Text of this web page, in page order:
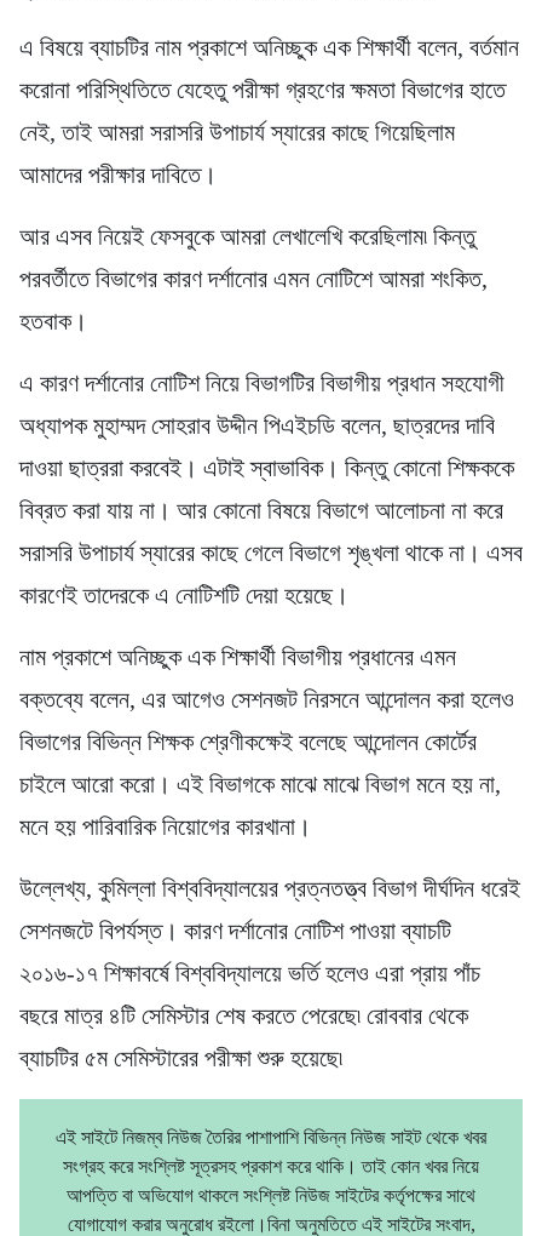
এ বিষয়ে ব্যাচটির নাম প্রকাশে অনিচ্ছুক এক শিক্ষার্থী বলেন, বর্তমান
করোনা পরিস্থিতিতে যেহেতু পরীক্ষা গ্রহণের ক্ষমতা বিভাগের হাতে
নেই, তাই আমরা সরাসরি উপাচার্য স্যারের কাছে গিয়েছিলাম
আমাদের পরীক্ষার দাবিতে।
আর এসব নিয়েই ফেসবুকে আমরা লেখালেখি করেছিলাম৷ কিন্তু
পরবর্তীতে বিভাগের কারণ দর্শানোর এমন নোটিশে আমরা শংকিত,
হতবাক।
এ কারণ দর্শানোর নোটিশ নিয়ে বিভাগটির বিভাগীয় প্রধান সহযোগী
অধ্যাপক মুহাম্মদ সোহরাব উদ্দীন পিএইচডি বলেন, ছাত্রদের দাবি
দাওয়া ছাত্ররা করবেই। এটাই স্বাভাবিক। কিন্তু কোনো শিক্ষককে
বিব্রত করা যায় না। আর কোনো বিষয়ে বিভাগে আলোচনা না করে
সরাসরি উপাচার্য স্যারের কাছে গেলে বিভাগে শৃঙ্খলা থাকে না। এসব
কারণেই তাদেরকে এ নোটিশটি দেয়া হয়েছে।
নাম প্রকাশে অনিচ্ছুক এক শিক্ষার্থী বিভাগীয় প্রধানের এমন
বক্তব্যে বলেন, এর আগেও সেশনজট নিরসনে আন্দোলন করা হলেও
বিভাগের বিভিন্ন শিক্ষক শ্রেণীকক্ষেই বলেছে আন্দোলন কোর্টের
চাইলে আরো করো। এই বিভাগকে মাঝে মাঝে বিভাগ মনে হয় না,
মনে হয় পারিবারিক নিয়োগের কারখানা।
উল্লেখ্য, কুমিল্লা বিশ্ববিদ্যালয়ের প্রত্নতত্ত্ব বিভাগ দীর্ঘদিন ধরেই
সেশনজটে বিপর্যস্ত। কারণ দর্শানোর নোটিশ পাওয়া ব্যাচটি
২০১৬-১৭ শিক্ষাবর্ষে বিশ্ববিদ্যালয়ে ভর্তি হলেও এরা প্রায় পাঁচ
বছরে মাত্র ৪টি সেমিস্টার শেষ করতে পেরেছে৷ রোববার থেকে
ব্যাচটির ৫ম সেমিস্টারের পরীক্ষা শুরু হয়েছে৷
এই সাইটে নিজম্ব নিউজ তৈরির পাশাপাশি বিভিন্ন নিউজ সাইট থেকে খবর
সংগ্রহ করে সংশ্লিষ্ট সূত্রসহ প্রকাশ করে থাকি। তাই কোন খবর নিয়ে
আপত্তি বা অভিযোগ থাকলে সংশ্লিষ্ট নিউজ সাইটের কর্তৃপক্ষের সাথে
যোগাযোগ করার অনুরোধ রইলো।বিনা অনুমতিতে এই সাইটের সংবাদ,